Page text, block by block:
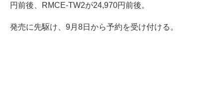
円前後、RMCE-TW2が24,970円前後。
発売に先駆け、9月8日から予約を受け付ける。